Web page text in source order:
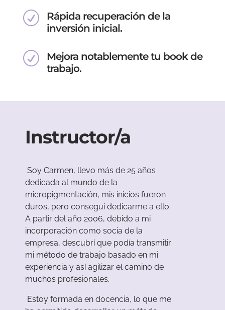
R
Rápida recuperación de la
inversión inicial.
R
Mejora notablemente tu book de
trabajo.
Instructor/a
Soy Carmen, llevo más de 25 años
dedicada al mundo de la
micropigmentación, mis inicios fueron
duros, pero conseguí dedicarme a ello.
A partir del año 2006, debido a mi
incorporación como socia de la
empresa, descubrí que podía transmitir
mi método de trabajo basado en mi
experiencia y así agilizar el camino de
muchos profesionales.
Estoy formada en docencia, lo que me